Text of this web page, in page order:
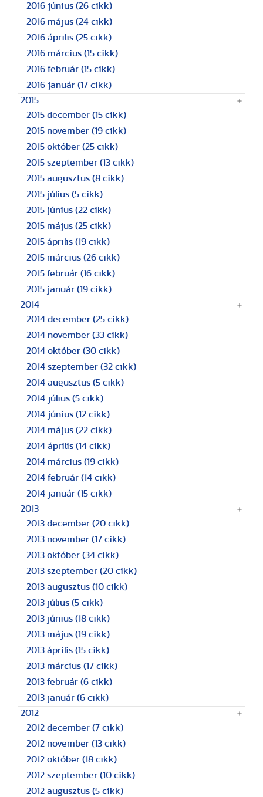
2016 június (26 cikk)
2016 május (24 cikk)
2016 április (25 cikk)
2016 március (15 cikk)
2016 február (15 cikk)
2016 január (17 cikk)
2015
2015 december (15 cikk)
2015 november (19 cikk)
2015 október (25 cikk)
2015 szeptember (13 cikk)
2015 augusztus (8 cikk)
2015 július (5 cikk)
2015 június (22 cikk)
2015 május (25 cikk)
2015 április (19 cikk)
2015 március (26 cikk)
2015 február (16 cikk)
2015 január (19 cikk)
2014
2014 december (25 cikk)
2014 november (33 cikk)
2014 október (30 cikk)
2014 szeptember (32 cikk)
2014 augusztus (5 cikk)
2014 július (5 cikk)
2014 június (12 cikk)
2014 május (22 cikk)
2014 április (14 cikk)
2014 március (19 cikk)
2014 február (14 cikk)
2014 január (15 cikk)
2013
2013 december (20 cikk)
2013 november (17 cikk)
2013 október (34 cikk)
2013 szeptember (20 cikk)
2013 augusztus (10 cikk)
2013 július (5 cikk)
2013 június (18 cikk)
2013 május (19 cikk)
2013 április (15 cikk)
2013 március (17 cikk)
2013 február (6 cikk)
2013 január (6 cikk)
2012
2012 december (7 cikk)
2012 november (13 cikk)
2012 október (18 cikk)
2012 szeptember (10 cikk)
2012 augusztus (5 cikk)